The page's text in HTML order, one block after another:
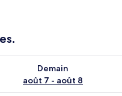
7
Demain
août 7 - août 8
la disponibilité pour